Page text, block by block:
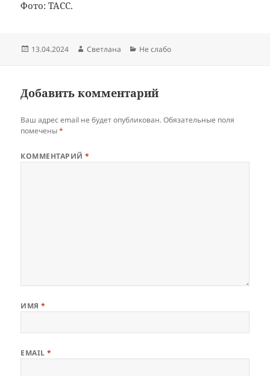
Фото: ТАСС.
Опубликовано
13.04.2024 Автор
Светлана Рубрики
Не слабо
Добавить комментарий
Ваш адрес email не будет опубликован. Обязательные поля
помечены*
КОММЕНТАРИЙ*
ИМЯ*
EMAIL*